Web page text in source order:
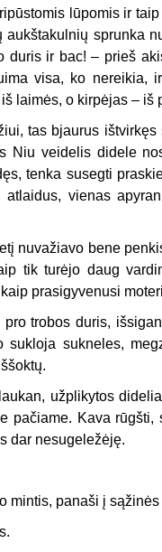
lūpomis ir
sprunka
duris ir bac! – prieš
visa, ko nereikia,
laimės, o kirpėjas – iš
tas bjaurus
Niu veidelis didele
tenka susegti
vienas
nuvažiavo bene
tik turėjo daug
prasigyvenusi
trobos duris,
sukneles,
užplikytos
pačiame. Kava
dar nesugeležėję.
mintis, panaši į